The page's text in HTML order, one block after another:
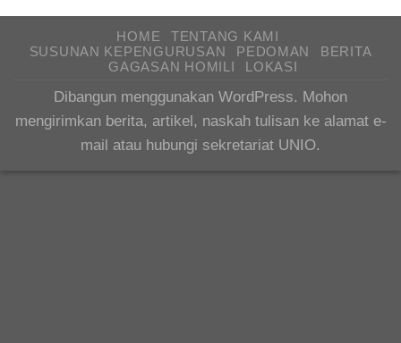
HOME
TENTANG KAMI
SUSUNAN KEPENGURUSAN
PEDOMAN
BERITA
GAGASAN HOMILI
LOKASI
Dibangun menggunakan WordPress. Mohon
mengirimkan berita, artikel, naskah tulisan ke alamat e-
mail atau hubungi sekretariat UNIO.